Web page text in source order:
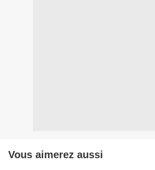
Vous aimerez aussi